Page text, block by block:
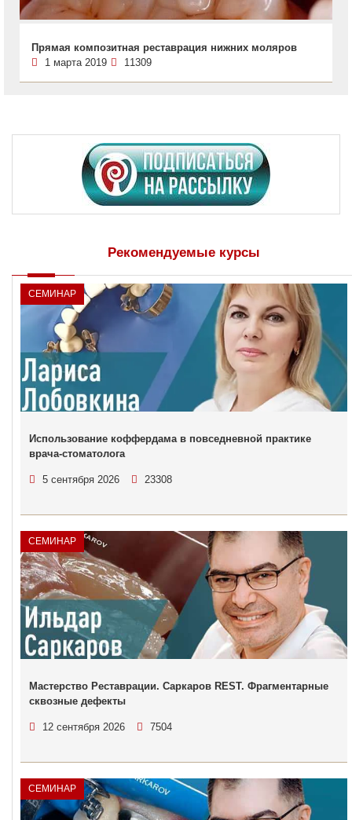
Прямая композитная реставрация нижних моляров
1 марта 2019
11309
Рекомендуемые курсы
СЕМИНАР
Использование коффердама в повседневной практике
врача-стоматолога
5 сентября 2026 23308
СЕМИНАР
Мастерство Реставрации. Саркаров REST. Фрагментарные
сквозные дефекты
12 сентября 2026 7504
СЕМИНАР